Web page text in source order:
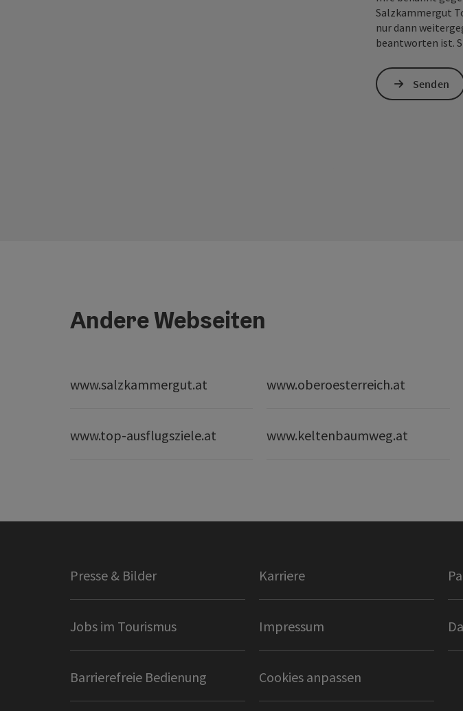
Salzkammergut
nur dann
beantworten ist.
Senden
Andere Webseiten
www.salzkammergut.at www.oberoesterreich.at
www.top-ausflugsziele.at www.keltenbaumweg.at
Presse & Bilder Karriere
Jobs im Tourismus Impressum
Barrierefreie Bedienung Cookies anpassen